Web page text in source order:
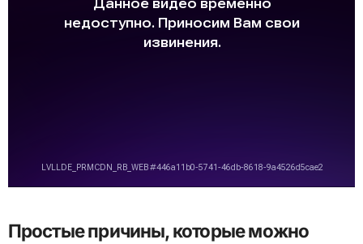
Простые причины, которые можно